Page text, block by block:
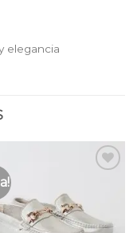
elegancia
deseos